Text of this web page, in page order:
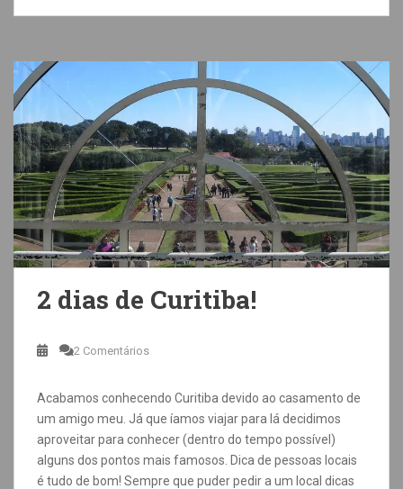
2 dias de Curitiba!
2 Comentários
Acabamos conhecendo Curitiba devido ao casamento de
um amigo meu. Já que íamos viajar para lá decidimos
aproveitar para conhecer (dentro do tempo possível)
alguns dos pontos mais famosos. Dica de pessoas locais
é tudo de bom! Sempre que puder pedir a um local dicas